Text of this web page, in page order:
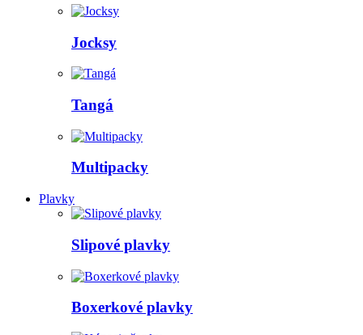
Jocksy
Tangá
Multipacky
Plavky
Slipové plavky
Boxerkové plavky